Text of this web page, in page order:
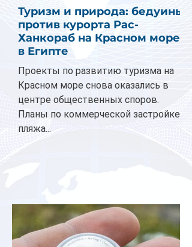
Туризм и природа: бедуины
против курорта Рас-
Ханкораб на Красном море
в Египте
Проекты по развитию туризма на
Красном море снова оказались в
центре общественных споров.
Планы по коммерческой застройке
пляжа...